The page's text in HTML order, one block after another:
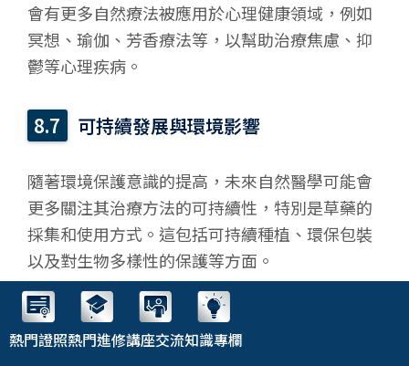
會有更多自然療法被應用於心理健康領域，例如
冥想、瑜伽、芳香療法等，以幫助治療焦慮、抑
鬱等心理疾病。
可持續發展與環境影響
隨著環境保護意識的提高，未來自然醫學可能會
更多關注其治療方法的可持續性，特別是草藥的
採集和使用方式。這包括可持續種植、環保包裝
以及對生物多樣性的保護等方面。
未來的自然醫學將在科學證據的支持下，與現代
熱門證照熱門進修講座交流知識專欄